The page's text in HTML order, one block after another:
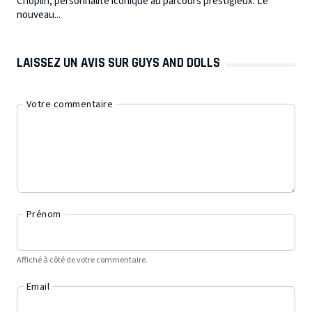
nouveau...
LAISSEZ UN AVIS SUR GUYS AND DOLLS
Votre commentaire
Prénom
Affiché à côté de votre commentaire.
Email